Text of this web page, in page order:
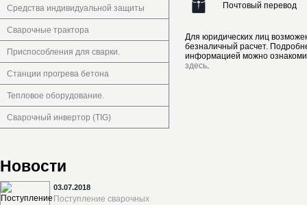
Средства индивидуальной защиты
Сварочные трактора
Приспособления для сварки.
Станции прогрева бетона
Тепловое оборудование.
Сварочный инвертор (TIG)
Новости
03.07.2018
Поступление сварочных
Почтовый перевод
Для юридических лиц
безналичный расчет.
информацией можно
здесь.